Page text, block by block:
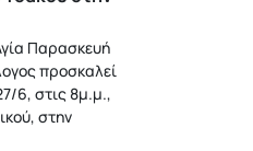
Παρασκευή
προσκαλεί
6, στις 8μ.μ.,
στην